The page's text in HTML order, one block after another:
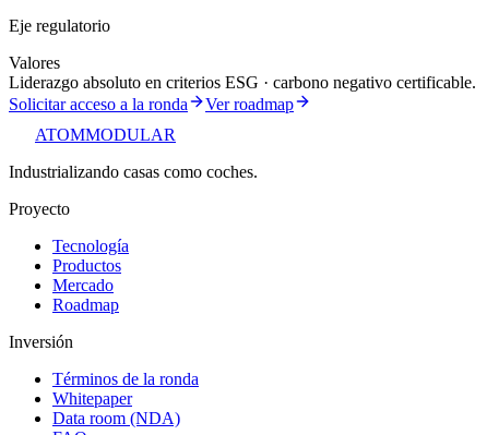
Eje regulatorio
Valores
Liderazgo absoluto en criterios ESG · carbono negativo certificable.
Solicitar acceso a la ronda
Ver roadmap
ATOMMODULAR
Industrializando casas como coches.
Proyecto
Tecnología
Productos
Mercado
Roadmap
Inversión
Términos de la ronda
Whitepaper
Data room (NDA)